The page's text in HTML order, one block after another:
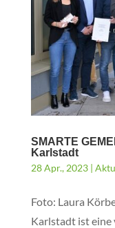
SMARTE
Karlstadt
28 Apr., 2023|
Foto: Laura
Karlstadt ist eine